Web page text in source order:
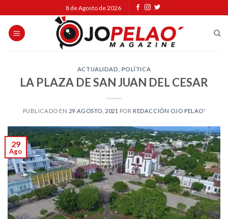
to
content
8 de Agosto de 2026
ACTUALIDAD POLÍTICA
LA PLAZA DE SAN JUAN DEL CESAR
PUBLICADO EN 29 AGOSTO, 2021 POR REDACCIÓN OJO PELAO'
29
Ago